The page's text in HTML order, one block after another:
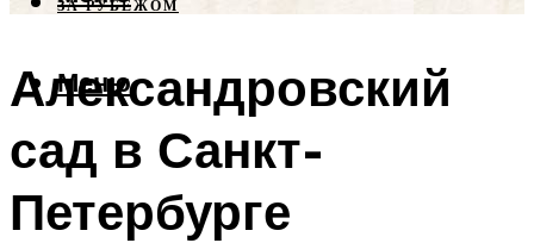
ЗА РУБЕЖОМ
Меню
Александровский
сад в Санкт-
Петербурге